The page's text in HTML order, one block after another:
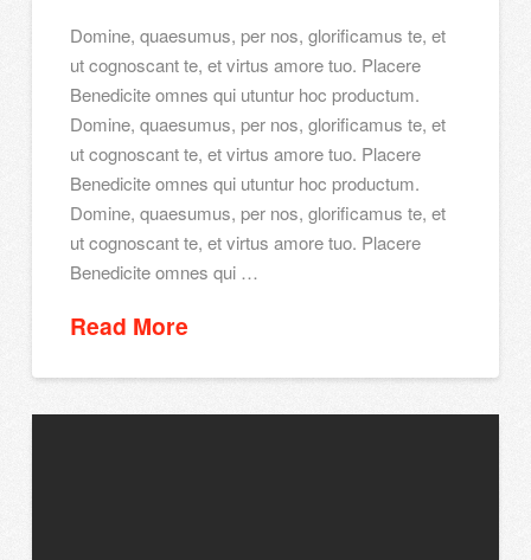
Domine, quaesumus, per nos, glorificamus te, et
ut cognoscant te, et virtus amore tuo. Placere
Benedicite omnes qui utuntur hoc productum.
Domine, quaesumus, per nos, glorificamus te, et
ut cognoscant te, et virtus amore tuo. Placere
Benedicite omnes qui utuntur hoc productum.
Domine, quaesumus, per nos, glorificamus te, et
ut cognoscant te, et virtus amore tuo. Placere
Benedicite omnes qui …
Read More